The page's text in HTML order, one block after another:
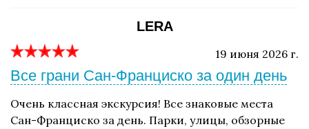
LERA
19 июня 2026 г.
Все грани Сан-Франциско за один день
Очень классная экскурсия! Все знаковые места
Сан-Франциско за день. Парки, улицы, обзорные